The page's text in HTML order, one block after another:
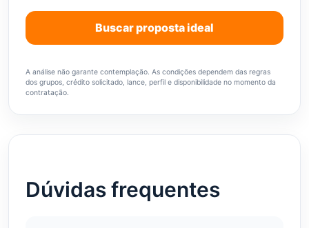
Buscar proposta ideal
A análise não garante contemplação. As condições dependem das regras
dos grupos, crédito solicitado, lance, perfil e disponibilidade no momento da
contratação.
Dúvidas frequentes